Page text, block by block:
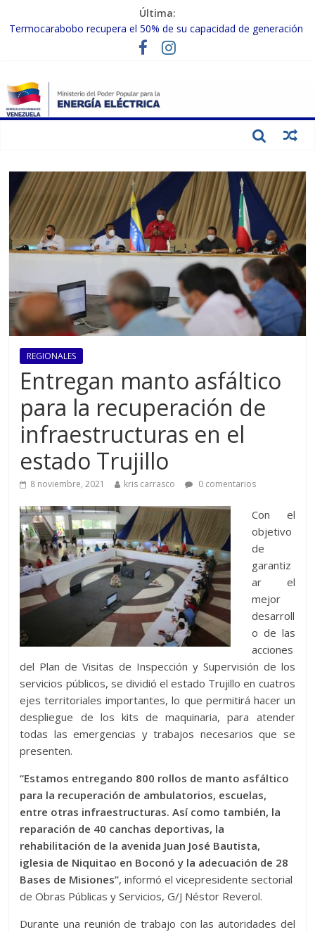
Última:
Termocarabobo recupera el 50% de su capacidad de generación
MPPEE avanza en la recuperación de infraestructuras eléctricas
Gobierno Nacional coordina acciones con el sector privado para
fortalecer el SEN ante el «Súper Niño»
Inspeccionan trabajos de rehabilitación en instalaciones del SEN
REGIONALES
Entregan manto asfáltico
para la recuperación de
infraestructuras en el
estado Trujillo
8 noviembre, 2021 kris carrasco 0 comentarios
Con el
objetivo
de
garantiz
ar el
mejor
desarroll
o de las
acciones
del Plan de Visitas de Inspección y Supervisión de los
servicios públicos, se dividió el estado Trujillo en cuatros
ejes territoriales importantes, lo que permitirá hacer un
despliegue de los kits de maquinaria, para atender
todas las emergencias y trabajos necesarios que se
presenten.
“Estamos entregando 800 rollos de manto asfáltico
para la recuperación de ambulatorios, escuelas,
entre otras infraestructuras. Así como también, la
reparación de 40 canchas deportivas, la
rehabilitación de la avenida Juan José Bautista,
iglesia de Niquitao en Boconó y la adecuación de 28
Bases de Misiones”, informó el vicepresidente sectorial
de Obras Públicas y Servicios, G/J Néstor Reverol.
Durante una reunión de trabajo con las autoridades del